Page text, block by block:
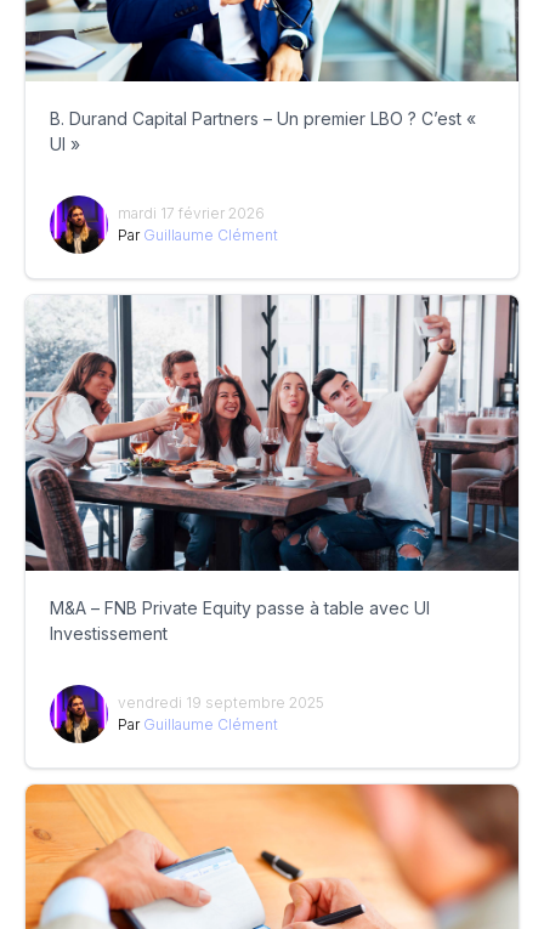
B. Durand Capital Partners – Un premier LBO ? C’est «
UI »
mardi 17 février 2026
Par Guillaume Clément
M&A – FNB Private Equity passe à table avec UI
Investissement
vendredi 19 septembre 2025
Par Guillaume Clément